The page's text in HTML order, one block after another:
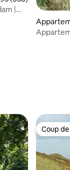
|
Coup
Coup